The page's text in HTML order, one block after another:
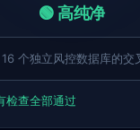
🟢 高纯净
个独立风控数据库的交
检查全部通过